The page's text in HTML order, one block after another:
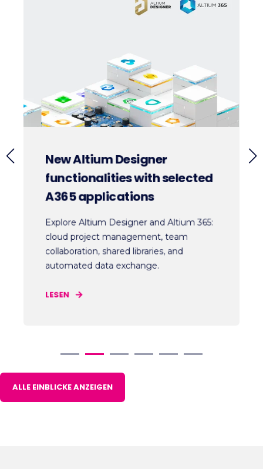
New Altium Designer
functionalities with selected
A365 applications
Explore Altium Designer and Altium 365:
cloud project management, team
collaboration, shared libraries, and
automated data exchange.
LESEN
ALLE EINBLICKE ANZEIGEN